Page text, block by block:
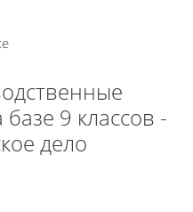
базе 9 классов -
дело